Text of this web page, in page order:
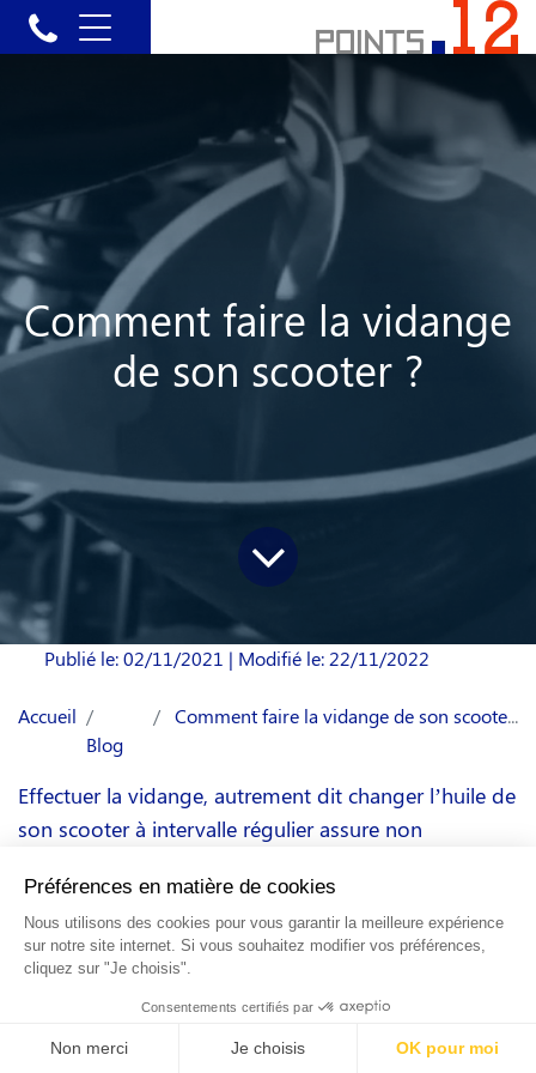
Comment faire la vidange
de son scooter ?
Publié le: 02/11/2021 | Modifié le: 22/11/2022
Accueil
Blog
Comment faire la vidange de son scooter ?
Effectuer la vidange, autrement dit changer l’huile de
son scooter à intervalle régulier assure non
fonctionnement du moteur mais allonge aussi la
durée de vie du scooter. Pour connaitre la périodicité
de la vidange pour votre modèle de scooter,
reportez-vous à son manuel d’utilisation.
À qui s’adresser pour la vidange de